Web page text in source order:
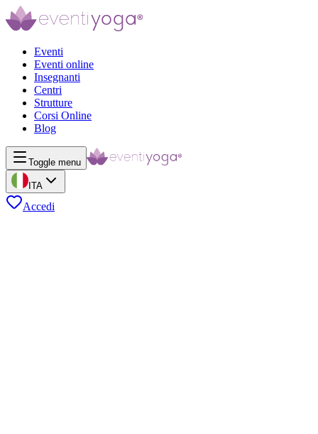
Eventi
Eventi online
Insegnanti
Centri
Strutture
Corsi Online
Blog
Toggle menu
ITA
Accedi